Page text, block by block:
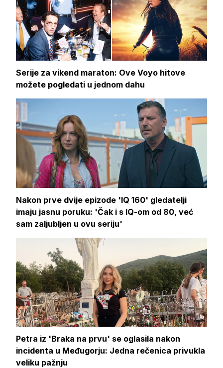
Serije za vikend maraton: Ove Voyo hitove
možete pogledati u jednom dahu
Nakon prve dvije epizode 'IQ 160' gledatelji
imaju jasnu poruku: 'Čak i s IQ-om od 80, već
sam zaljubljen u ovu seriju'
Petra iz 'Braka na prvu' se oglasila nakon
incidenta u Međugorju: Jedna rečenica privukla
veliku pažnju